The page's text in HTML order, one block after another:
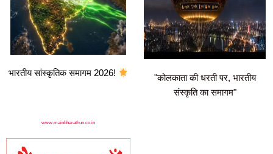
भारतीय सांस्कृतिक समागम 2026!
"कोलकाता की धरती पर, भारतीय
संस्कृति का समागम"
www.mainbharathun.co.in